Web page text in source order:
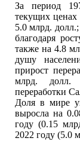
За период
текущих ценах
5.0 млрд.
благодаря
также на 4.8
душу
прирост
млрд. долл.
переработки
Доля в мире
выросла на
году (0.15
2022 году (5.0